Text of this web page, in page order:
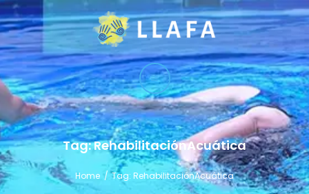
Tag: RehabilitaciónAcuática
Home Tag: RehabilitaciónAcuática
LLAFA
Liga Latinoamericana de Fisioterapia Acuática
LIGA
CURSOS
TÉCNICAS
SERVICIO
CONTACTO